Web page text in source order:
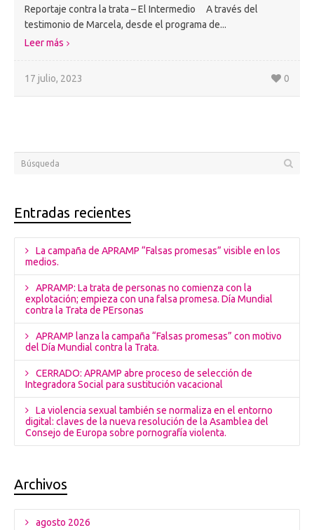
Reportaje contra la trata – El Intermedio A través del
testimonio de Marcela, desde el programa de...
Leer más
17 julio, 2023 0
Entradas recientes
La campaña de APRAMP “Falsas promesas” visible en los
medios.
APRAMP: La trata de personas no comienza con la
explotación; empieza con una falsa promesa. Día Mundial
contra la Trata de PErsonas
APRAMP lanza la campaña “Falsas promesas” con motivo
del Día Mundial contra la Trata.
CERRADO: APRAMP abre proceso de selección de
Integradora Social para sustitución vacacional
La violencia sexual también se normaliza en el entorno
digital: claves de la nueva resolución de la Asamblea del
Consejo de Europa sobre pornografía violenta.
Archivos
agosto 2026